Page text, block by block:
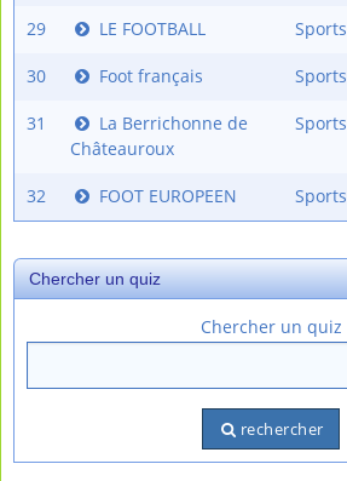
29 LE FOOTBALL Sports
30 Foot français Sports
31
La Berrichonne de
Châteauroux
Sports
32 FOOT EUROPEEN Sports
Chercher un quiz
Chercher un quiz
rechercher